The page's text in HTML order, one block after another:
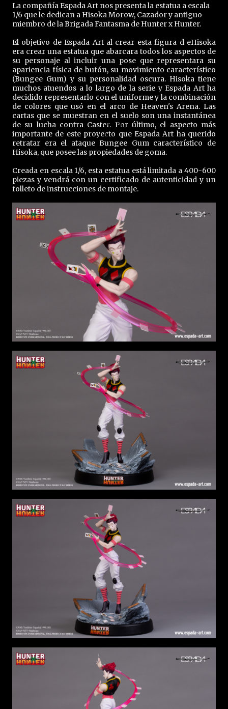
La compañía Espada Art nos presenta la estatua a escala
1/6 que le dedican a Hisoka Morow, Cazador y antiguo
miembro de la Brigada Fantasma de Hunter x Hunter.
El objetivo de Espada Art al crear esta figura d eHisoka
era crear una estatua que abarcara todos los aspectos de
su personaje al incluir una pose que representara su
apariencia física de bufón, su movimiento característico
(Bungee Gum) y su personalidad oscura. Hisoka tiene
muchos atuendos a lo largo de la serie y Espada Art ha
decidido representarlo con el uniforme y la combinación
de colores que usó en el arco de Heaven's Arena. Las
cartas que se muestran en el suelo son una instantánea
de su lucha contra Caster. Por último, el aspecto más
importante de este proyecto que Espada Art ha querido
retratar era el ataque Bungee Gum característico de
Hisoka, que posee las propiedades de goma.
Creada en escala 1/6, esta estatua está limitada a 400-600
piezas y vendrá con un certificado de autenticidad y un
folleto de instrucciones de montaje.